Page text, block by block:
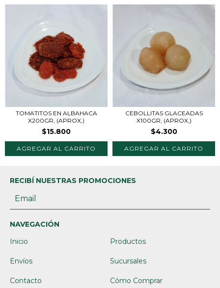
TOMATITOS EN ALBAHACA
X200GR, (APROX,)
$15.800
CEBOLLITAS GLACEADAS
X100GR, (APROX,)
$4.300
RECIBÍ NUESTRAS PROMOCIONES
NAVEGACIÓN
Inicio
Productos
Envíos Sucursales
Contacto Cómo Comprar